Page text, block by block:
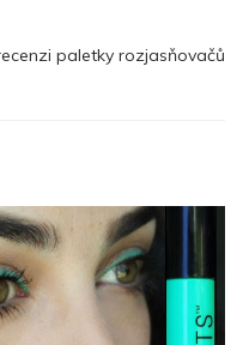
paletky rozjasňovačů